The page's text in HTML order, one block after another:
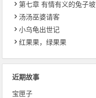
第七章 有情有义的兔子坡
汤汤巫婆请客
小乌龟出世记
红果果，绿果果
近期故事
宝匣子